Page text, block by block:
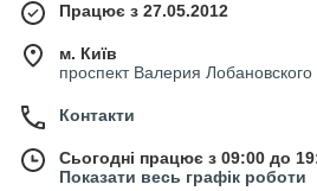
Працює з 27.05.2012
м. Київ
проспект Валерия Лобановского
Контакти
Сьогодні працює з 09:00 до
Показати весь графік роботи